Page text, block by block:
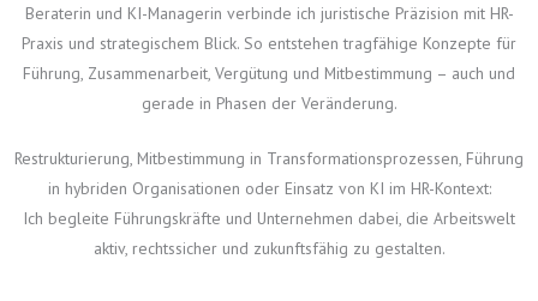
Beraterin und KI-Managerin verbinde ich juristische Präzision mit HR-
Praxis und strategischem Blick. So entstehen tragfähige Konzepte für
Führung, Zusammenarbeit, Vergütung und Mitbestimmung – auch und
gerade in Phasen der Veränderung.
Restrukturierung, Mitbestimmung in Transformationsprozessen, Führung
in hybriden Organisationen oder Einsatz von KI im HR-Kontext:
Ich begleite Führungskräfte und Unternehmen dabei, die Arbeitswelt
aktiv, rechtssicher und zukunftsfähig zu gestalten.